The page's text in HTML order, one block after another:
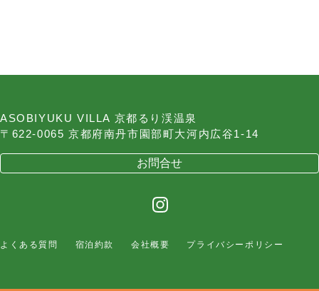
ASOBIYUKU VILLA 京都るり渓温泉
〒622-0065 京都府南丹市園部町大河内広谷1-14
お問合せ
よくある質問 宿泊約款 会社概要 プライバシーポリシー